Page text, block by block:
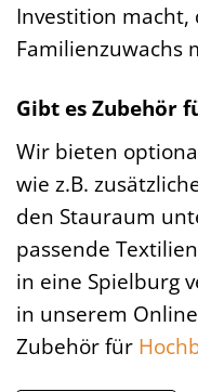
Investition
Familienzuwachs
Gibt es Zubehör
Wir bieten
wie z.B.
den Stauraum
passende
in eine Spielburg
in unserem
Zubehör für